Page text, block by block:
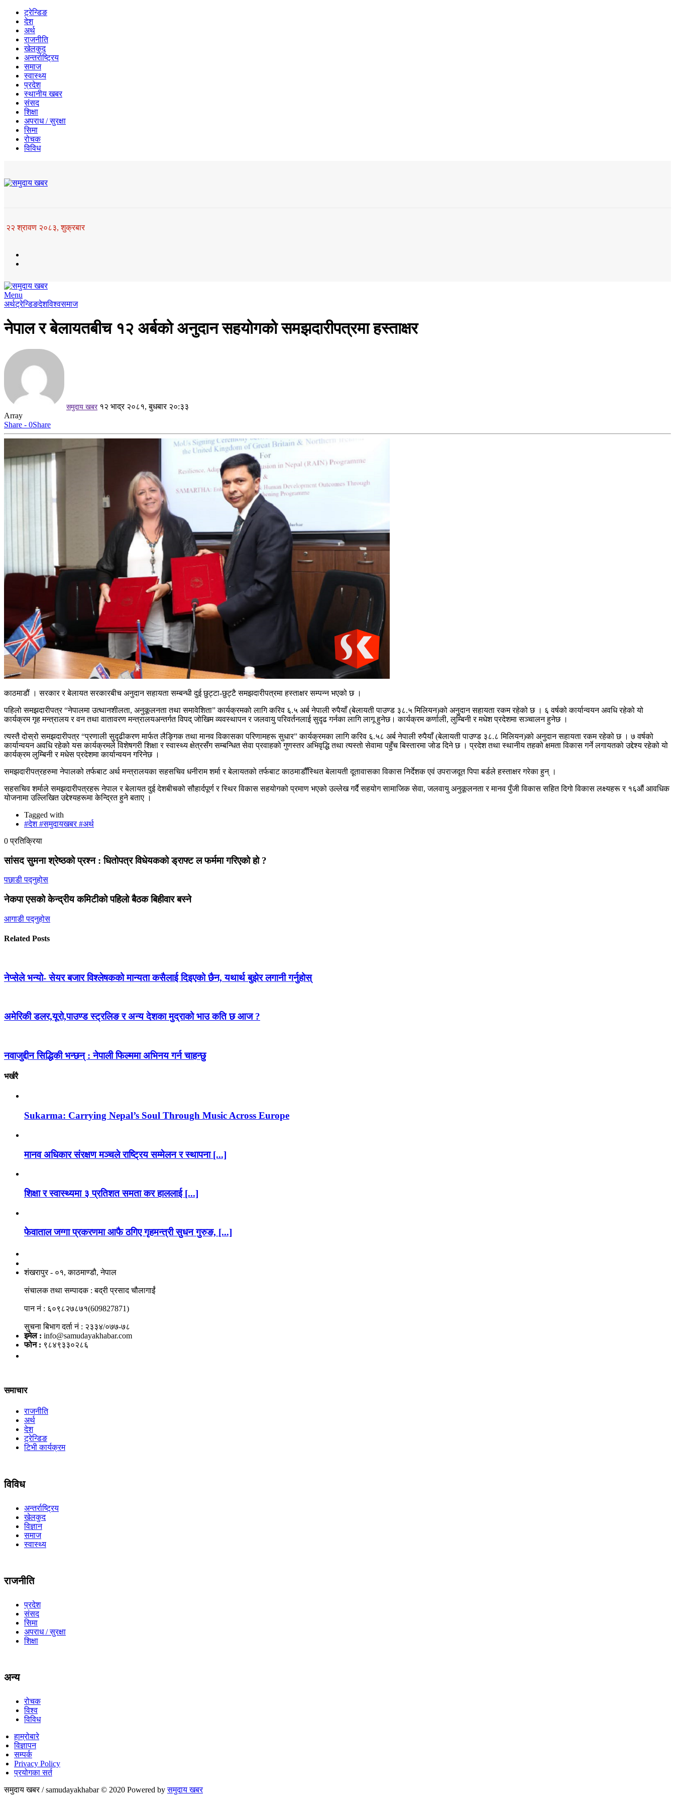
ट्रेन्डिङ
देश
अर्थ
राजनीति
खेलकुद
अन्तर्राष्ट्रिय
समाज
स्वास्थ्य
प्रदेश
स्थानीय खबर
संसद
शिक्षा
अपराध / सुरक्षा
सिमा
रोचक
विविध
२२ श्रावण २०८३, शुक्रबार
Menu
अर्थट्रेन्डिङदेशविश्वसमाज
नेपाल र बेलायतबीच १२ अर्बको अनुदान सहयोगको समझदारीपत्रमा हस्ताक्षर
समुदाय खबर १२ भाद्र २०८१, बुधबार २०:३३
Array
Share - 0Share
काठमाडौं । सरकार र बेलायत सरकारबीच अनुदान सहायता सम्बन्धी दुई छुट्टा-छुट्टै समझदारीपत्रमा हस्ताक्षर सम्पन्न भएको छ ।
पहिलो समझदारीपत्र “नेपालमा उत्थानशीलता, अनुकूलनता तथा समावेशिता” कार्यक्रमको लागि करिव ६.५ अर्ब नेपाली रुपैयाँ (बेलायती पाउण्ड ३८.५ मिलियन)को अनुदान सहायता रकम रहेको छ । ६ वर्षको कार्यान्वयन अवधि रहेको यो
कार्यक्रम गृह मन्त्रालय र वन तथा वातावरण मन्त्रालयअन्तर्गत विपद् जोखिम व्यवस्थापन र जलवायु परिवर्तनलाई सुदृढ गर्नका लागि लागू हुनेछ। कार्यक्रम कर्णाली, लुम्बिनी र मधेश प्रदेशमा सञ्चालन हुनेछ ।
त्यस्तै दोस्रो समझदारीपत्र “प्रणाली सुदृढीकरण मार्फत लैङ्गिक तथा मानव विकासका परिणामहरू सुधार” कार्यक्रमका लागि करिव ६.५८ अर्ब नेपाली रुपैयाँ (बेलायती पाउण्ड ३८.८ मिलियन)को अनुदान सहायता रकम रहेको छ । ७ वर्षको
कार्यान्वयन अवधि रहेको यस कार्यक्रमले विशेषगरी शिक्षा र स्वास्थ्य क्षेत्रसँग सम्बन्धित सेवा प्रवाहको गुणस्तर अभिवृद्धि तथा त्यस्तो सेवामा पहुँच बिस्तारमा जोड दिने छ । प्रदेश तथा स्थानीय तहको क्षमता विकास गर्ने लगायतको उद्देश्य रहेको यो
कार्यक्रम लुम्बिनी र मधेस प्रदेशमा कार्यान्वयन गरिनेछ ।
समझदारीपत्रहरुमा नेपालको तर्फबाट अर्थ मन्त्रालयका सहसचिव धनीराम शर्मा र बेलायतको तर्फबाट काठमाडौँस्थित बेलायती दूतावासका विकास निर्देशक एवं उपराजदूत पिपा बर्डले हस्ताक्षर गरेका हुन् ।
सहसचिव शर्माले समझदारीपत्रहरू नेपाल र बेलायत दुई देशबीचको सौहार्दपूर्ण र स्थिर विकास सहयोगको प्रमाण भएको उल्लेख गर्दै सहयोग सामाजिक सेवा, जलवायु अनुकूलनता र मानव पुँजी विकास सहित दिगो विकास लक्ष्यहरू र १६औं आवधिक
योजनामा उल्लिखित उद्देश्यहरूमा केन्द्रित हुने बताए ।
Tagged with
#देश #समुदायखबर #अर्थ
0 प्रतिक्रिया
सांसद सुमना श्रेष्ठको प्रश्न : धितोपत्र विधेयकको ड्राफ्ट ल फर्ममा गरिएको हो ?
पछाडी पद्नुहोस
नेकपा एसको केन्द्रीय कमिटीको पहिलो बैठक बिहीवार बस्ने
आगाडी पद्नुहोस
Related Posts
नेप्सेले भन्यो- सेयर बजार विश्लेषकको मान्यता कसैलाई दिइएको छैन, यथार्थ बुझेर लगानी गर्नुहोस्
अमेरिकी डलर,यूरो,पाउण्ड स्ट्रलिङ र अन्य देशका मुद्राको भाउ कति छ आज ?
नवाजुद्दीन सिद्धिकी भन्छन् : नेपाली फिल्ममा अभिनय गर्न चाहन्छु
भर्खरै
Sukarma: Carrying Nepal’s Soul Through Music Across Europe
मानव अधिकार संरक्षण मञ्चले राष्ट्रिय सम्मेलन र स्थापना [...]
शिक्षा र स्वास्थ्यमा ३ प्रतिशत समता कर हाललाई [...]
फेवाताल जग्गा प्रकरणमा आफै ठगिए गृहमन्त्री सुधन गुरुङ, [...]
शंखरापुर - ०१, काठमाण्डौ, नेपाल
संचालक तथा सम्पादक : बद्री प्रसाद चौलागाईं
पान नं : ६०९८२७८७१(609827871)
सुचना बिभाग दर्ता नं : २३३४/०७७-७८
इमेल : info@samudayakhabar.com
फोन : ९८४९३३०२८६
समाचार
राजनीति
अर्थ
देश
ट्रेन्डिङ
टिभी कार्यक्रम
विविध
अन्तर्राष्ट्रिय
खेलकुद
विज्ञान
समाज
स्वास्थ्य
राजनीति
प्रदेश
संसद
सिमा
अपराध / सुरक्षा
शिक्षा
अन्य
रोचक
विश्व
विविध
हाम्रोबारे
विज्ञापन
सम्पर्क
Privacy Policy
प्रयोगका सर्त
समुदाय खबर / samudayakhabar © 2020 Powered byसमुदाय खबर